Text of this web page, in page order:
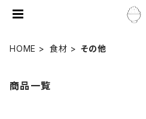
HOME 食材 その他
商品一覧